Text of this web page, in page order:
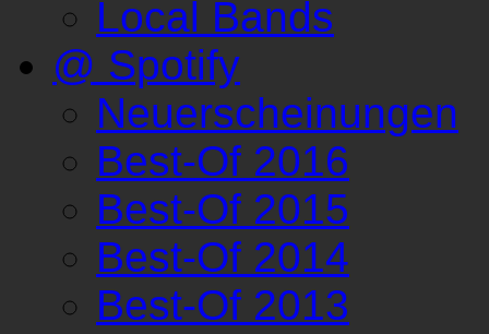
Local Bands
@ Spotify
Neuerscheinungen
Best-Of 2016
Best-Of 2015
Best-Of 2014
Best-Of 2013